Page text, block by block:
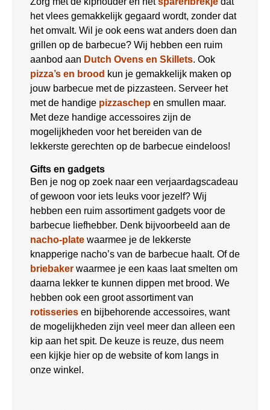
het vlees gemakkelijk gegaard wordt, zonder dat
het omvalt. Wil je ook eens wat anders doen dan
grillen op de barbecue? Wij hebben een ruim
aanbod aan Dutch Ovens en Skillets. Ook
pizza’s en brood kun je gemakkelijk maken op
jouw barbecue met de pizzasteen. Serveer het
met de handige pizzaschep en smullen maar.
Met deze handige accessoires zijn de
mogelijkheden voor het bereiden van de
lekkerste gerechten op de barbecue eindeloos!
Gifts en gadgets
Ben je nog op zoek naar een verjaardagscadeau
of gewoon voor iets leuks voor jezelf? Wij
hebben een ruim assortiment gadgets voor de
barbecue liefhebber. Denk bijvoorbeeld aan de
nacho-plate waarmee je de lekkerste
knapperige nacho’s van de barbecue haalt. Of de
briebaker waarmee je een kaas laat smelten om
daarna lekker te kunnen dippen met brood. We
hebben ook een groot assortiment van
rotisseries en bijbehorende accessoires, want
de mogelijkheden zijn veel meer dan alleen een
kip aan het spit. De keuze is reuze, dus neem
een kijkje hier op de website of kom langs in
onze winkel.